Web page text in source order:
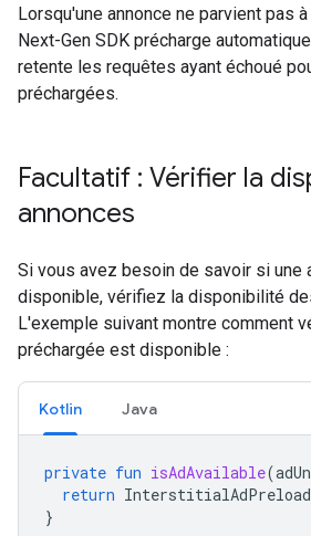
Lorsqu'une annonce ne parvient pas
Next-Gen SDK précharge
retente les requêtes ayant échoué
préchargées.
Facultatif : Vérifier la
annonces
Si vous avez besoin de savoir si une
disponible, vérifiez la disponibilité
L'exemple suivant montre comment
préchargée est disponible :
Kotlin Java
private fun isAdAvailable(
return
}